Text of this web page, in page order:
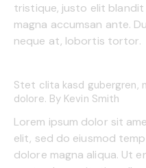
tristique, justo elit blandit
magna accumsan ante.
neque at, lobortis tortor.
Stet clita kasd gubergren,
dolore. By Kevin Smith
Lorem ipsum dolor sit
elit, sed do eiusmod
dolore magna aliqua. Ut